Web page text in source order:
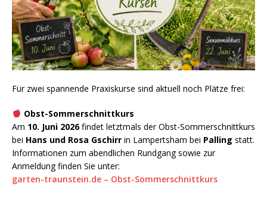
Für zwei spannende Praxiskurse sind aktuell noch Plätze frei:
Obst-Sommerschnittkurs
Am 10. Juni 2026findet letztmals der Obst-Sommerschnittkurs
bei Hans und Rosa Gschirr in Lampertsham bei Palling statt.
Informationen zum abendlichen Rundgang sowie zur
Anmeldung finden Sie unter:
garten-traunstein.de – Obst-Sommerschnittkurs